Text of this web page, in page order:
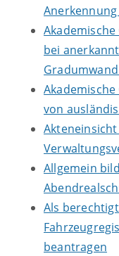
bei
von
Allgemein
Als
beantragen